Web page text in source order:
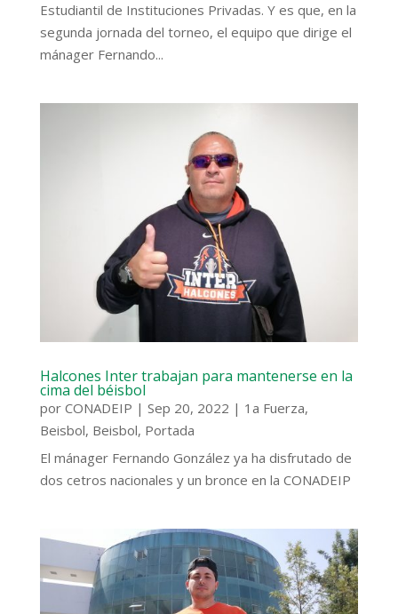
Estudiantil de Instituciones Privadas. Y es que, en la
segunda jornada del torneo, el equipo que dirige el
mánager Fernando...
Halcones Inter trabajan para mantenerse en la
cima del béisbol
por CONADEIP | Sep 20, 2022 | 1a Fuerza,
Beisbol, Beisbol, Portada
El mánager Fernando González ya ha disfrutado de
dos cetros nacionales y un bronce en la CONADEIP